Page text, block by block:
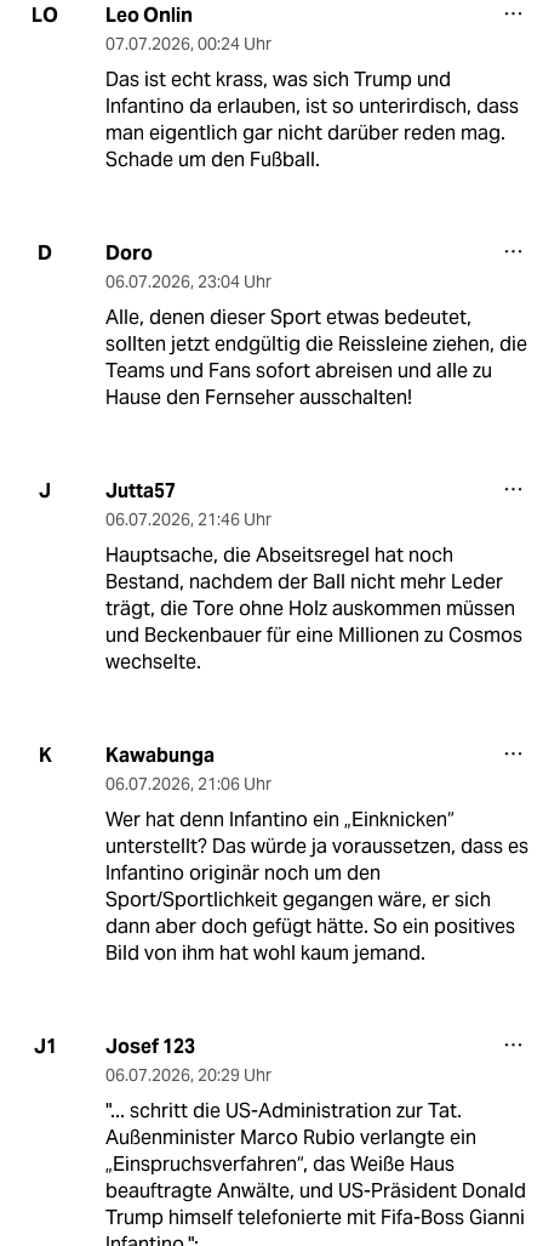
LO Leo Onlin
07.07.2026, 00:24 Uhr
Das ist echt krass, was sich Trump und
Infantino da erlauben, ist so unterirdisch, dass
man eigentlich gar nicht darüber reden mag.
Schade um den Fußball.
D Doro
06.07.2026, 23:04 Uhr
Alle, denen dieser Sport etwas bedeutet,
sollten jetzt endgültig die Reissleine ziehen, die
Teams und Fans sofort abreisen und alle zu
Hause den Fernseher ausschalten!
J Jutta57
06.07.2026, 21:46 Uhr
Hauptsache, die Abseitsregel hat noch
Bestand, nachdem der Ball nicht mehr Leder
trägt, die Tore ohne Holz auskommen müssen
und Beckenbauer für eine Millionen zu Cosmos
wechselte.
K Kawabunga
06.07.2026, 21:06 Uhr
Wer hat denn Infantino ein „Einknicken“
unterstellt? Das würde ja voraussetzen, dass es
Infantino originär noch um den
Sport/Sportlichkeit gegangen wäre, er sich
dann aber doch gefügt hätte. So ein positives
Bild von ihm hat wohl kaum jemand.
J1 Josef 123
06.07.2026, 20:29 Uhr
"... schritt die US-Administration zur Tat.
Außenminister Marco Rubio verlangte ein
„Einspruchsverfahren“, das Weiße Haus
beauftragte Anwälte, und US-Präsident Donald
Trump himself telefonierte mit Fifa-Boss Gianni